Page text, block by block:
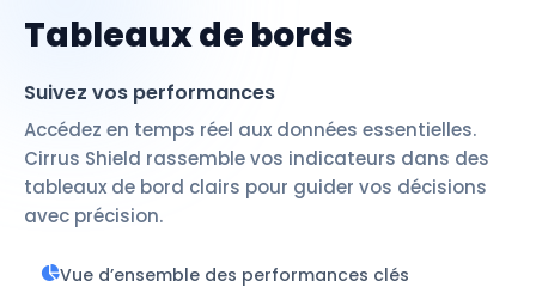
Tableaux de bords
Suivez vos performances
Accédez en temps réel aux données essentielles.
Cirrus Shield rassemble vos indicateurs dans des
tableaux de bord clairs pour guider vos décisions
avec précision.
Vue d’ensemble des performances clés